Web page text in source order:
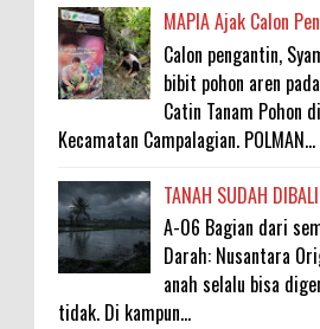
MAPIA Ajak Calon
Calon pengantin,
bibit pohon aren
Catin Tanam Pohon
Kecamatan Campalagian. POLMAN...
TANAH SUDAH
A-06 Bagian dari
Darah: Nusantara
anah selalu bisa
tidak. Di kampun...